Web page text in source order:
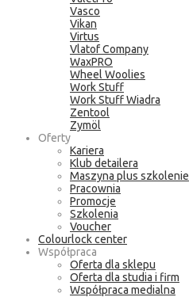
Vasco
Vikan
Virtus
Vlatof Company
WaxPRO
Wheel Woolies
Work Stuff
Work Stuff Wiadra
Zentool
Zymöl
Oferty
Kariera
Klub detailera
Maszyna plus szkolenie
Pracownia
Promocje
Szkolenia
Voucher
Colourlock center
Współpraca
Oferta dla sklepu
Oferta dla studia i firm
Współpraca medialna